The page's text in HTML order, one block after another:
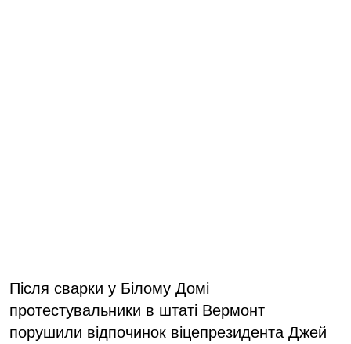
Після сварки у Білому Домі
протестувальники в штаті Вермонт
порушили відпочинок віцепрезидента Джей